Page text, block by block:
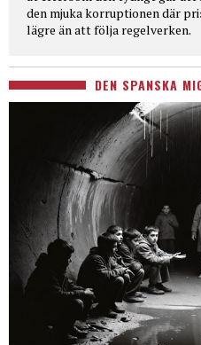
den mjuka korruptionen där
lägre än att följa regelverken.
DEN SPANSKA